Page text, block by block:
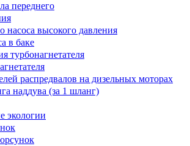
переднего
высокого давления
в баке
турбонагнетателя
распредвалов на дизельных моторах
наддува (за 1 шланг)
экологии